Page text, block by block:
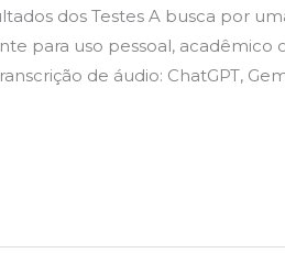
dos Testes A busca por
para uso pessoal, acadêmico
de áudio: ChatGPT,